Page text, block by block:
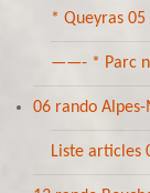
* Queyras 05
——- * Parc
06 rando
Liste articles